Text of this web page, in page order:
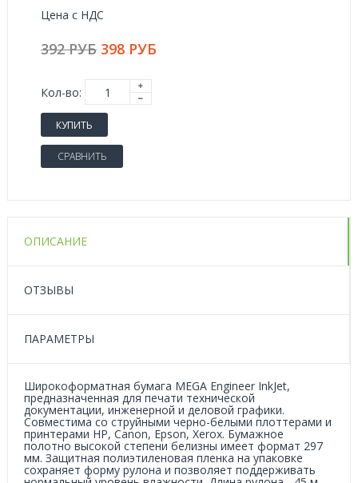
Цена с НДС
392 РУБ 398 РУБ
Кол-во:
КУПИТЬ
СРАВНИТЬ
ОПИСАНИЕ
ОТЗЫВЫ
ПАРАМЕТРЫ
Широкоформатная бумага MEGA Engineer InkJet,
предназначенная для печати технической
документации, инженерной и деловой графики.
Совместима со струйными черно-белыми плоттерами и
принтерами НP, Сanon, Еpson, Xerox. Бумажное
полотно высокой степени белизны имеет формат 297
мм. Защитная полиэтиленовая пленка на упаковке
сохраняет форму рулона и позволяет поддерживать